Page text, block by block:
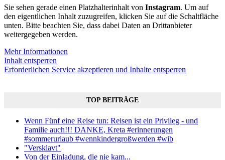
Sie sehen gerade einen Platzhalterinhalt von Instagram. Um auf
den eigentlichen Inhalt zuzugreifen, klicken Sie auf die Schaltfläche
unten. Bitte beachten Sie, dass dabei Daten an Drittanbieter
weitergegeben werden.
Mehr Informationen
Inhalt entsperren
Erforderlichen Service akzeptieren und Inhalte entsperren
TOP BEITRÄGE
Wenn Fünf eine Reise tun: Reisen ist ein Privileg - und
Familie auch!!! DANKE, Kreta #erinnerungen
#sommerurlaub #wennkindergroßwerden #wib
"Versklavt"
Von der Einladung, die nie kam...